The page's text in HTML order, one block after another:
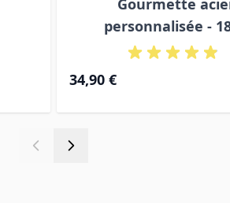
personnalisée -
34,90 €